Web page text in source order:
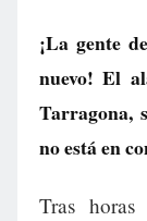
¡La gente
nuevo! El
Tarragona,
no está en
Tras